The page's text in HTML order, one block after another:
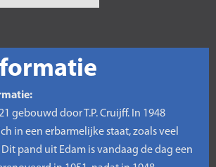
gebouwd door T.P. Cruijff. In 1948
in een erbarmelijke staat, zoals veel
pand uit Edam is vandaag de dag een